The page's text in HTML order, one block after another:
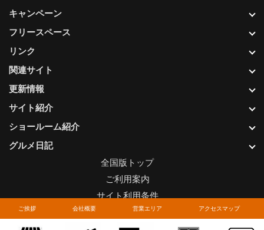
ご挨拶 会社概要 営業エリア アクセスマップ
更新情報
サイト紹介
ショールーム紹介
グルメ日記
キャンペーン
フリースペース
リンク
関連サイト
全国版トップ
ご利用案内
サイト利用条件
プライバシーポリシー